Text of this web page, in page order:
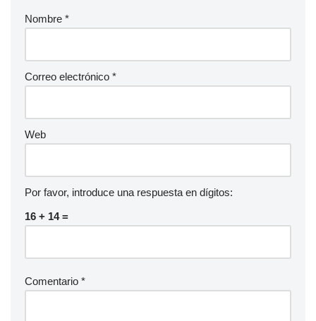
Nombre *
Correo electrónico *
Web
Por favor, introduce una respuesta en dígitos:
16 + 14 =
Comentario *